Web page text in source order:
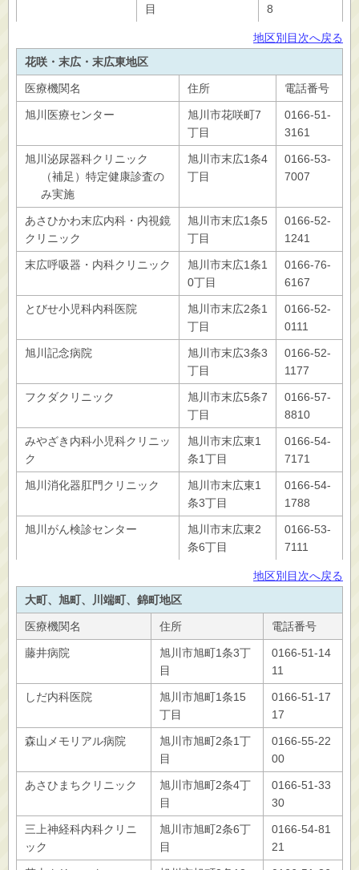
目
8
地区別目次へ戻る
花咲・末広・末広東地区
医療機関名 住所 電話番号
旭川医療センター
旭川市花咲町7
丁目
0166-51-
3161
旭川泌尿器科クリニック
（補足）特定健康診査の
み実施
旭川市末広1条4
丁目
0166-53-
7007
あさひかわ末広内科・内視鏡
クリニック
旭川市末広1条5
丁目
0166-52-
1241
末広呼吸器・内科クリニック
旭川市末広1条1
0丁目
0166-76-
6167
とびせ小児科内科医院
旭川市末広2条1
丁目
0166-52-
0111
旭川記念病院
旭川市末広3条3
丁目
0166-52-
1177
フクダクリニック
旭川市末広5条7
丁目
0166-57-
8810
みやざき内科小児科クリニッ
ク
旭川市末広東1
条1丁目
0166-54-
7171
旭川消化器肛門クリニック
旭川市末広東1
条3丁目
0166-54-
1788
旭川がん検診センター
旭川市末広東2
条6丁目
0166-53-
7111
地区別目次へ戻る
大町、旭町、川端町、錦町地区
医療機関名 住所 電話番号
藤井病院
旭川市旭町1条3丁
目
0166-51-14
11
しだ内科医院
旭川市旭町1条15
丁目
0166-51-17
17
森山メモリアル病院
旭川市旭町2条1丁
目
0166-55-22
00
あさひまちクリニック
旭川市旭町2条4丁
目
0166-51-33
30
三上神経科内科クリニ
ック
旭川市旭町2条6丁
目
0166-54-81
21